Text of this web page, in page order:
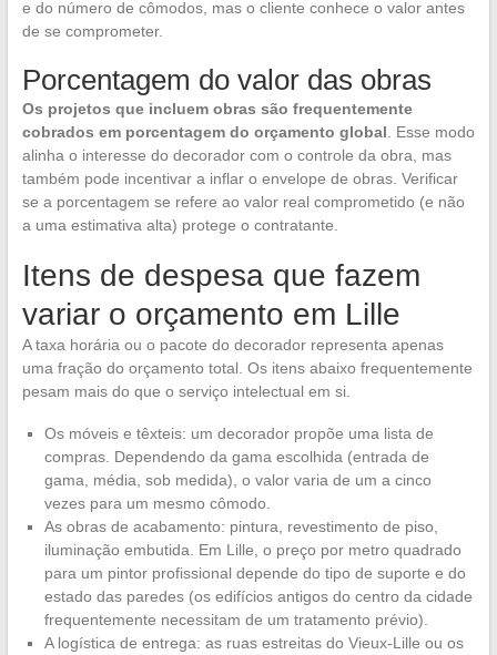
e do número de cômodos, mas o cliente conhece o valor antes
de se comprometer.
Porcentagem do valor das obras
Os projetos que incluem obras são frequentemente
cobrados em porcentagem do orçamento global . Esse modo
alinha o interesse do decorador com o controle da obra, mas
também pode incentivar a inflar o envelope de obras. Verificar
se a porcentagem se refere ao valor real comprometido (e não
a uma estimativa alta) protege o contratante.
Itens de despesa que fazem
variar o orçamento em Lille
A taxa horária ou o pacote do decorador representa apenas
uma fração do orçamento total. Os itens abaixo frequentemente
pesam mais do que o serviço intelectual em si.
Os móveis e têxteis: um decorador propõe uma lista de
compras. Dependendo da gama escolhida (entrada de
gama, média, sob medida), o valor varia de um a cinco
vezes para um mesmo cômodo.
As obras de acabamento: pintura, revestimento de piso,
iluminação embutida. Em Lille, o preço por metro quadrado
para um pintor profissional depende do tipo de suporte e do
estado das paredes (os edifícios antigos do centro da cidade
frequentemente necessitam de um tratamento prévio).
A logística de entrega: as ruas estreitas do Vieux-Lille ou os